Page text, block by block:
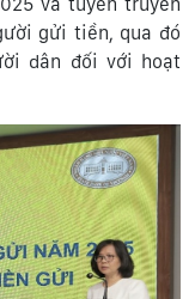
và tuyên truyền
gửi tiền, qua đó
dân đối với hoạt